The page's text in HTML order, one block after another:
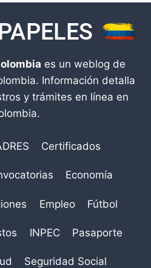
es un weblog de
Información detalla
y trámites en línea en
Certificados
Economía
Empleo Fútbol
INPEC Pasaporte
Seguridad Social